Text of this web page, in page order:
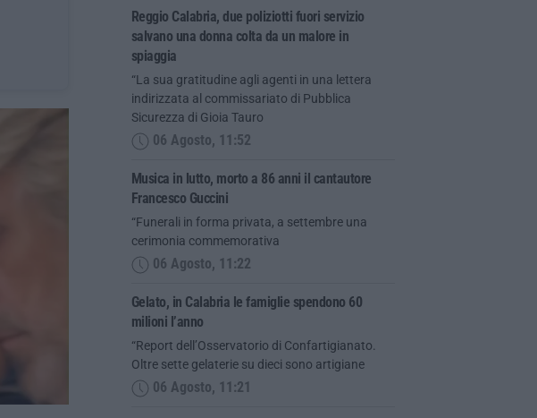
Reggio Calabria, due poliziotti fuori servizio
salvano una donna colta da un malore in
spiaggia
“La sua gratitudine agli agenti in una lettera
indirizzata al commissariato di Pubblica
Sicurezza di Gioia Tauro
06 Agosto, 11:52
Musica in lutto, morto a 86 anni il cantautore
Francesco Guccini
“Funerali in forma privata, a settembre una
cerimonia commemorativa
06 Agosto, 11:22
Gelato, in Calabria le famiglie spendono 60
milioni l’anno
“Report dell’Osservatorio di Confartigianato.
Oltre sette gelaterie su dieci sono artigiane
06 Agosto, 11:21